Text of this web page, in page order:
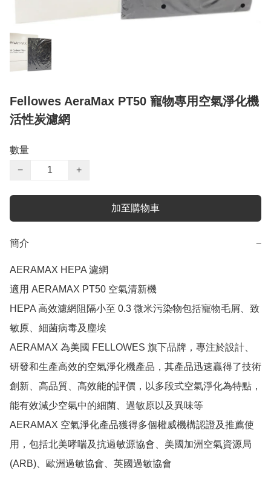
Fellowes AeraMax PT50 寵物專用空氣淨化機
活性炭濾網
數量
−
+
加至購物車
簡介 −
AERAMAX HEPA 濾網
適用 AERAMAX PT50 空氣清新機
HEPA 高效濾網阻隔小至 0.3 微米污染物包括寵物毛屑、致
敏原、細菌病毒及塵埃
AERAMAX 為美國 FELLOWES 旗下品牌，專注於設計、
研發和生產高效的空氣淨化機產品，其產品迅速贏得了技術
創新、高品質、高效能的評價，以多段式空氣淨化為特點，
能有效減少空氣中的細菌、過敏原以及異味等
AERAMAX 空氣淨化產品獲得多個權威機構認證及推薦使
用，包括北美哮喘及抗過敏源協會、美國加洲空氣資源局
(ARB)、歐洲過敏協會、英國過敏協會